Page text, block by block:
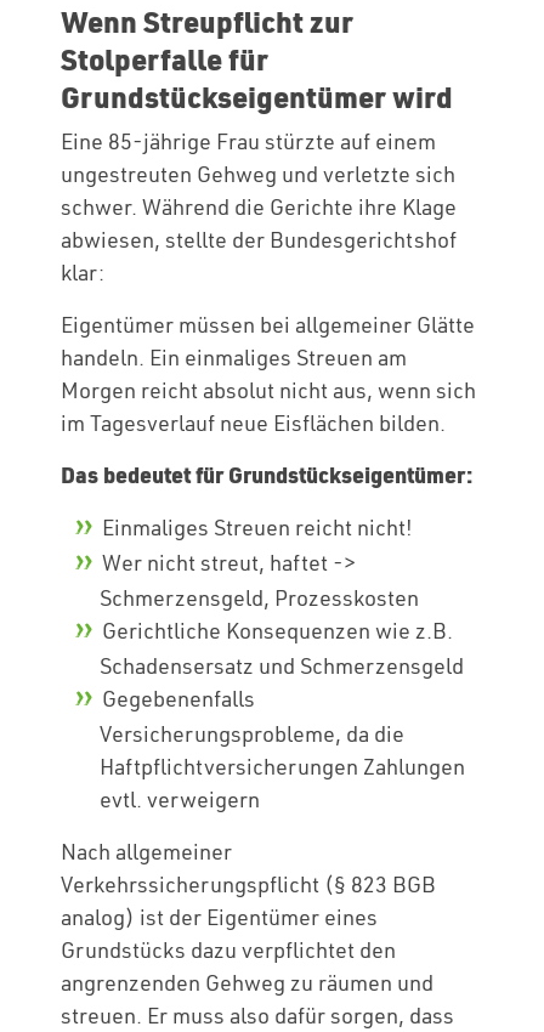
Wenn Streupflicht zur
Stolperfalle für
Grundstückseigentümer wird
Eine 85-jährige Frau stürzte auf einem
ungestreuten Gehweg und verletzte sich
schwer. Während die Gerichte ihre Klage
abwiesen, stellte der Bundesgerichtshof
klar:
Eigentümer müssen bei allgemeiner Glätte
handeln. Ein einmaliges Streuen am
Morgen reicht absolut nicht aus, wenn sich
im Tagesverlauf neue Eisflächen bilden.
Das bedeutet für Grundstückseigentümer:
Einmaliges Streuen reicht nicht!
Wer nicht streut, haftet ->
Schmerzensgeld, Prozesskosten
Gerichtliche Konsequenzen wie z.B.
Schadensersatz und Schmerzensgeld
Gegebenenfalls
Versicherungsprobleme, da die
Haftpflichtversicherungen Zahlungen
evtl. verweigern
Nach allgemeiner
Verkehrssicherungspflicht (§ 823 BGB
analog) ist der Eigentümer eines
Grundstücks dazu verpflichtet den
angrenzenden Gehweg zu räumen und
streuen. Er muss also dafür sorgen, dass